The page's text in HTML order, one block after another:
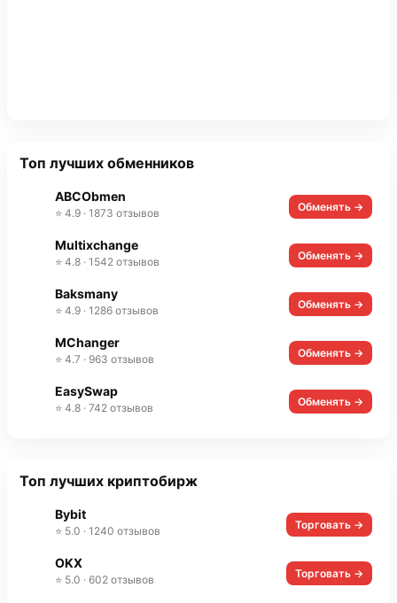
Топ лучших обменников
ABCObmen
⭐ 4.9 · 1873 отзывов Обменять →
Multixchange
⭐ 4.8 · 1542 отзывов Обменять →
Baksmany
⭐ 4.9 · 1286 отзывов Обменять →
MChanger
⭐ 4.7 · 963 отзывов Обменять →
EasySwap
⭐ 4.8 · 742 отзывов Обменять →
Топ лучших криптобирж
Bybit
⭐ 5.0 · 1240 отзывов Торговать →
OKX
⭐ 5.0 · 602 отзывов Торговать →